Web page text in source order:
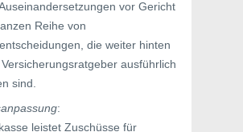
vor Gericht
Reihe von
die weiter hinten
ausführlich
sind.
:
leistet Zuschüsse für